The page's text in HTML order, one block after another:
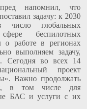
напомнил, что
задачу: к 2030
глобальных
беспилотных
о работе в регионах
выполняем задачу,
Сегодня во всех 14
проект
Важно продолжать
в том числе для
БАС и услуги с их